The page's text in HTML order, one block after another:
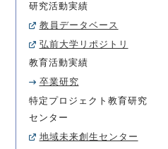
研究活動実績
教員データベース
弘前大学リポジトリ
教育活動実績
卒業研究
特定プロジェクト教育研究
センター
地域未来創生センター